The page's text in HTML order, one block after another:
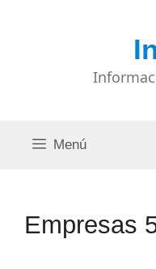
Menú
Empresas